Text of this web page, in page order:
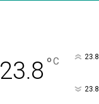
23.8 °C 23.8
23.8